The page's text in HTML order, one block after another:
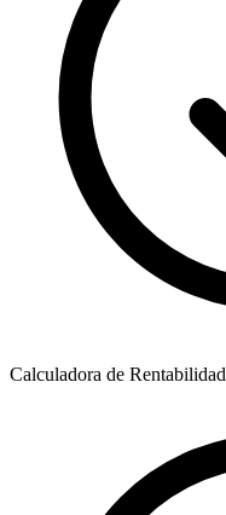
Calculadora de Rentabilidad